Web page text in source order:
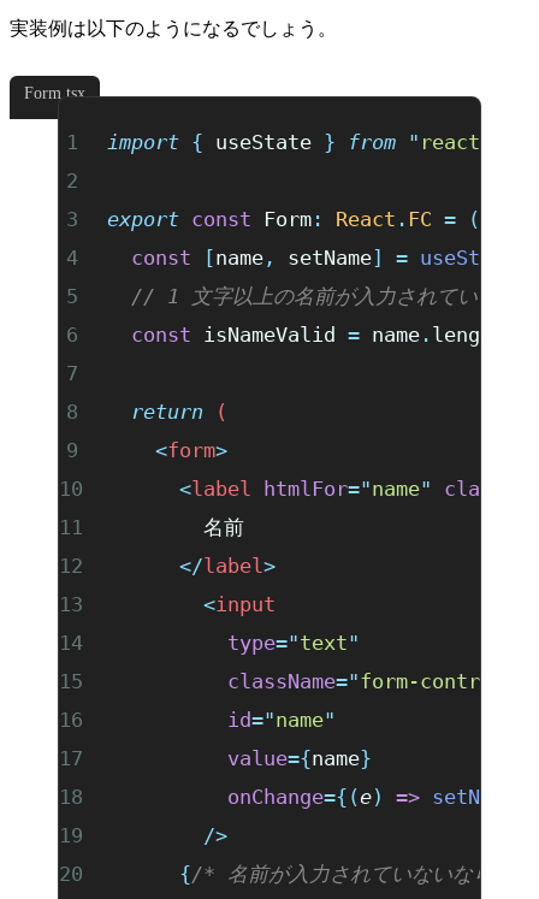
実装例は以下のようになるでしょう。
Form.tsx
import { useState } from " react
export const Form : React . FC = ()
  const
[name , setName] = useState
// 1 文字以上の名前が入力されているか
  const
isNameValid = name . length
  return
(
    <
form>
      <
label htmlFor="name"
        名前
      </
label>
        <
input
          type
="text"
          className
="form-control
          id
="name"
          value
={name}
          onChange
={(e) => setName
        />
      {
/* 名前が入力されていないなら